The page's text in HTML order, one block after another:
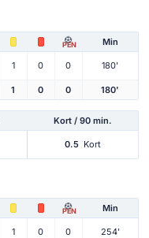
PEN Min
1 0 0 180'
1 0 0 180'
Kort / 90 min.
0.5 Kort
PEN Min
1 0 0 254'